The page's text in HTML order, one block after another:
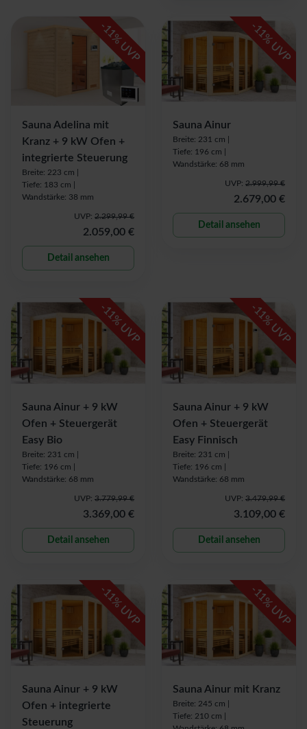
-
11
% UVP
Sauna Adelina mit
Kranz + 9 kW Ofen +
integrierte Steuerung
Breite: 223 cm |
Tiefe: 183 cm |
Wandstärke: 38 mm
UVP: 2.299,99 €
2.059,00 €
Detail ansehen
-
11
% UVP
Sauna Ainur
Breite: 231 cm |
Tiefe: 196 cm |
Wandstärke: 68 mm
UVP: 2.999,99 €
2.679,00 €
Detail ansehen
-
11
% UVP
Sauna Ainur + 9 kW
Ofen + Steuergerät
Easy Bio
Breite: 231 cm |
Tiefe: 196 cm |
Wandstärke: 68 mm
UVP: 3.779,99 €
3.369,00 €
Detail ansehen
-
11
% UVP
Sauna Ainur + 9 kW
Ofen + Steuergerät
Easy Finnisch
Breite: 231 cm |
Tiefe: 196 cm |
Wandstärke: 68 mm
UVP: 3.479,99 €
3.109,00 €
Detail ansehen
-
11
% UVP
Sauna Ainur + 9 kW
Ofen + integrierte
Steuerung
-
11
% UVP
Sauna Ainur mit Kranz
Breite: 245 cm |
Tiefe: 210 cm |